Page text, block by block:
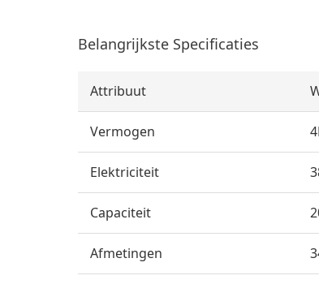
Belangrijkste Specificaties
Attribuut
Vermogen
Elektriciteit
Capaciteit
Afmetingen